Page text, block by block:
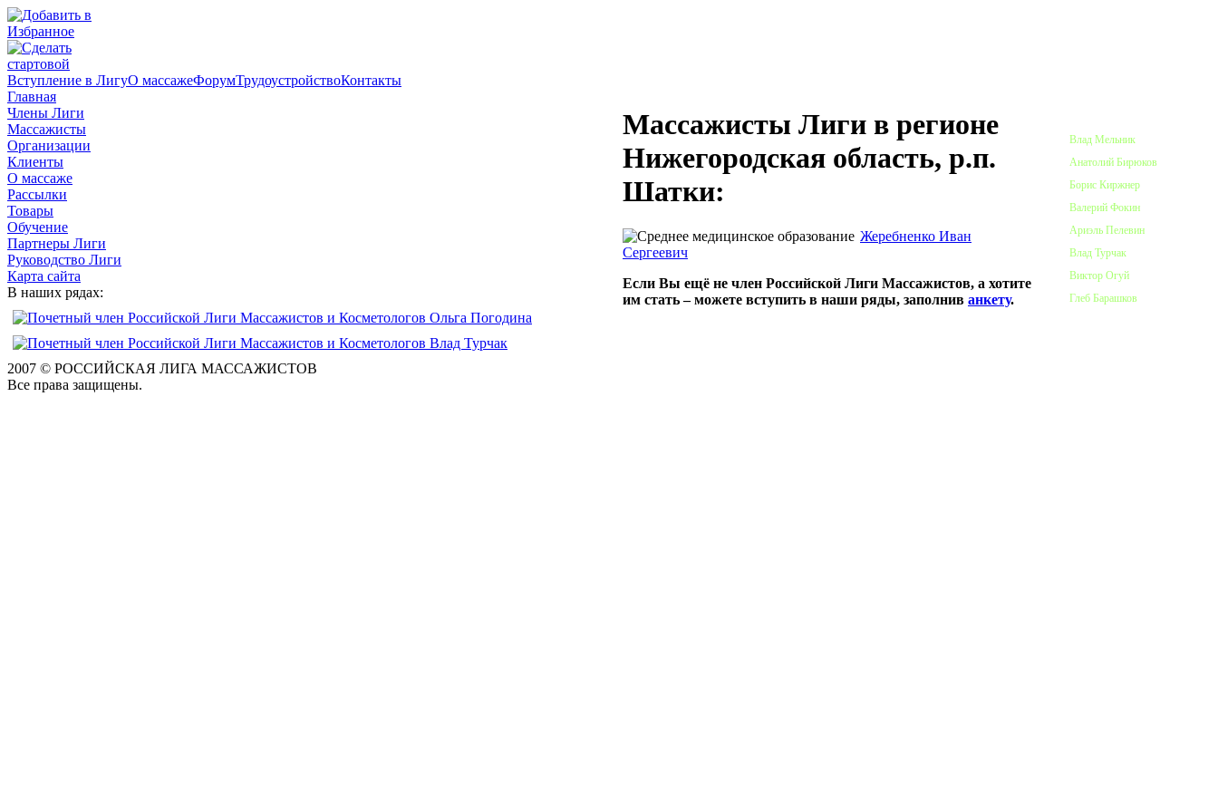
Вступление в ЛигуО массажеФорумТрудоустройствоКонтакты
Главная
Члены Лиги
Массажисты
Организации
Клиенты
О массаже
Рассылки
Товары
Обучение
Партнеры Лиги
Руководство Лиги
Карта сайта
В наших рядах:
2007 © РОССИЙСКАЯ ЛИГА МАССАЖИСТОВ
Все права защищены.
Массажисты Лиги в регионе
Нижегородская область, р.п.
Шатки:
Жеребненко Иван
Сергеевич
Если Вы ещё не член Российской Лиги Массажистов, а хотите
им стать – можете вступить в наши ряды, заполнив анкету.
Влад Мельник
Анатолий Бирюков
Борис Киржнер
Валерий Фокин
Ариэль Пелевин
Влад Турчак
Виктор Огуй
Глеб Барашков